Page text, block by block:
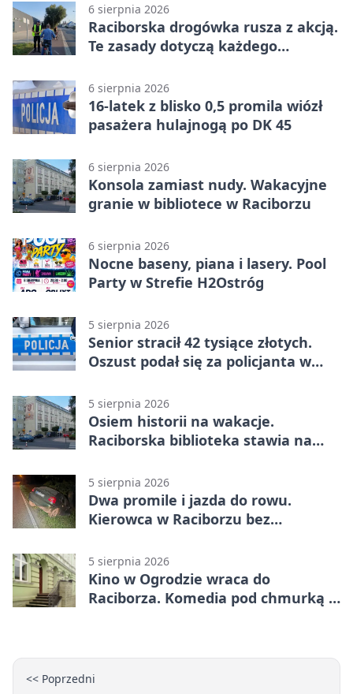
6 sierpnia 2026
Raciborska drogówka rusza z akcją.
Te zasady dotyczą każdego
6 sierpnia 2026
16-latek z blisko 0,5 promila wiózł
pasażera hulajnogą po DK 45
6 sierpnia 2026
Konsola zamiast nudy. Wakacyjne
granie w bibliotece w Raciborzu
6 sierpnia 2026
Nocne baseny, piana i lasery. Pool
Party w Strefie H2Ostróg
5 sierpnia 2026
Senior stracił 42 tysiące złotych.
Oszust podał się za policjanta w
5 sierpnia 2026
Osiem historii na wakacje.
Raciborska biblioteka stawia na
5 sierpnia 2026
Dwa promile i jazda do rowu.
Kierowca w Raciborzu bez
5 sierpnia 2026
Kino w Ogrodzie wraca do
Raciborza. Komedia pod chmurką w
<< Poprzedni